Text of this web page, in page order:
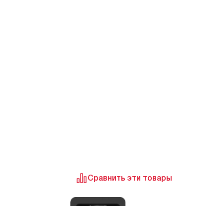
Сравнить эти товары